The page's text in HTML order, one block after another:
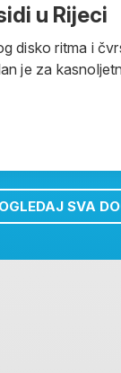
u Rijeci
disko ritma i
je za
SVA